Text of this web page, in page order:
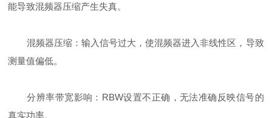
能导致混频器压缩产生失真。
混频器压缩：输入信号过大，使混频器进入非线性区，导致
测量值偏低。
分辨率带宽影响：RBW设置不正确，无法准确反映信号的
真实功率。